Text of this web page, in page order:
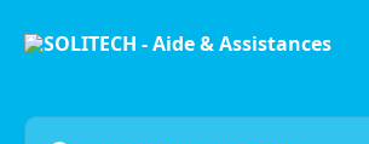
Rechercher un article...